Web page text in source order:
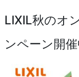
LIXIL秋のオ
ンペーン開催